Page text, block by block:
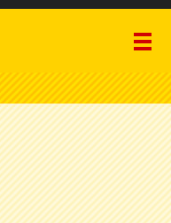
メ